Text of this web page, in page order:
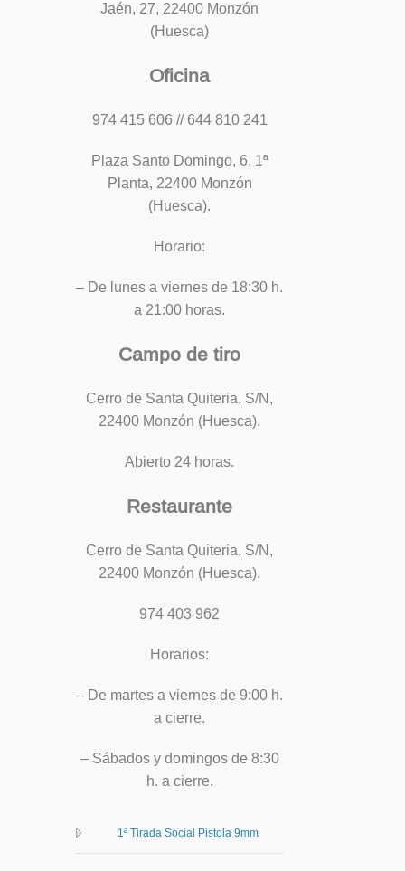
Jaén, 27, 22400 Monzón
(Huesca)
Oficina
974 415 606 // 644 810 241
Plaza Santo Domingo, 6, 1ª
Planta, 22400 Monzón
(Huesca).
Horario:
– De lunes a viernes de 18:30 h.
a 21:00 horas.
Campo de tiro
Cerro de Santa Quiteria, S/N,
22400 Monzón (Huesca).
Abierto 24 horas.
Restaurante
Cerro de Santa Quiteria, S/N,
22400 Monzón (Huesca).
974 403 962
Horarios:
– De martes a viernes de 9:00 h.
a cierre.
– Sábados y domingos de 8:30
h. a cierre.
1ª Tirada Social Pistola 9mm